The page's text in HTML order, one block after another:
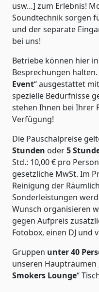
usw…] zum Erlebnis!
Soundtechnik sorgen
und der separate
bei uns!
Betriebe können hier
Besprechungen
Event“ ausgestattet
spezielle Bedürfnisse
stehen Ihnen bei Ihrer
Verfügung!
Die Pauschalpreise
Stunden oder5
Std.: 10,00 € pro
gesetzliche MwSt. Im
Reinigung der
Sonderleistungen
Wunsch organisieren
gegen Aufpreis
Fotobox, einen DJ und
Gruppen unter 40
unseren Haupträumen
Smokers Lounge“